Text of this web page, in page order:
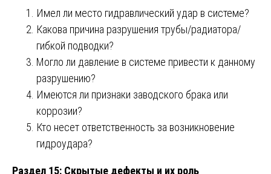
Имел ли место гидравлический удар в системе?
Какова причина разрушения трубы/радиатора/
гибкой подводки?
Могло ли давление в системе привести к данному
разрушению?
Имеются ли признаки заводского брака или
коррозии?
Кто несет ответственность за возникновение
гидроудара?
Раздел 15: Скрытые дефекты и их роль